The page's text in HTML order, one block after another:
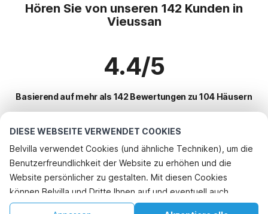
DIESE WEBSEITE VERWENDET COOKIES
Belvilla verwendet Cookies (und ähnliche Techniken), um die
Benutzerfreundlichkeit der Website zu erhöhen und die
Website persönlicher zu gestalten. Mit diesen Cookies
können Belvilla und Dritte Ihnen auf und eventuell auch
außerhalb unserer Website folgen, um Werbung Ihren
Hören Sie von unseren 142 Kunden in
Vieussan
4.4/5
Basierend auf mehr als 142 Bewertungen zu 104 Häusern
Beliebteste Reiseziele für Urlaub
Top-Städte mit Top-Annehmlichkeiten für den Urlaub
Ferienwohnungen arques
Kinderfreundliche Ferienunterkünfte fleury
Beliebte Ausstattungen für Urlaub in Vieussan
Kinderfreundliche Ferienunterkünfte